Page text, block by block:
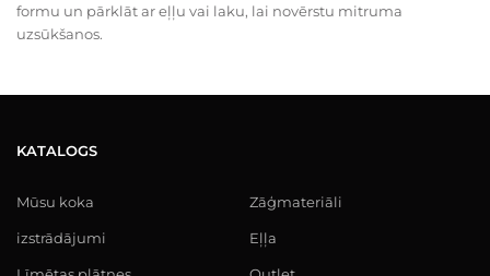
formu un pārklāt ar eļļu vai laku, lai novērstu mitruma
uzsūkšanos.
KATALOGS
Mūsu koka
izstrādājumi
Zāģmateriāli
Eļļa